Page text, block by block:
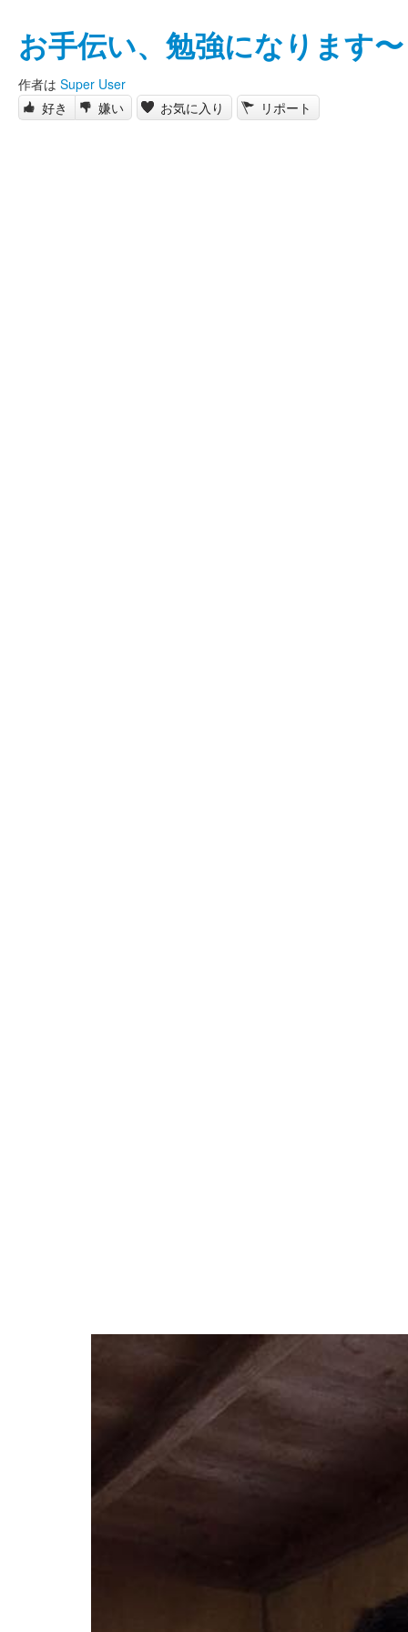
お手伝い、勉強になります〜
作者は Super User
好き
嫌い お気に入り リポート